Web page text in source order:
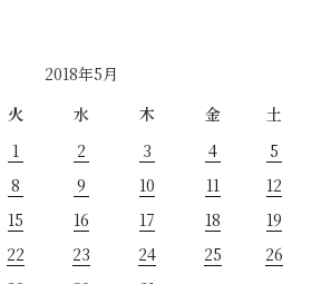
2018年5月
火 水 木 金
土
1
2 3 4
5
8 9 10 11
12
15 16 17 18
19
22 23 24 25
26